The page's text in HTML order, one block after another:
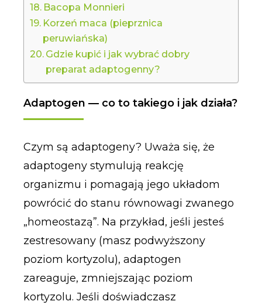
Bacopa Monnieri
Korzeń maca (pieprznica
peruwiańska)
Gdzie kupić i jak wybrać dobry
preparat adaptogenny?
Adaptogen — co to takiego i jak działa?
Czym są adaptogeny? Uważa się, że
adaptogeny stymulują reakcję
organizmu i pomagają jego układom
powrócić do stanu równowagi zwanego
„homeostazą”. Na przykład, jeśli jesteś
zestresowany (masz podwyższony
poziom kortyzolu), adaptogen
zareaguje, zmniejszając poziom
kortyzolu. Jeśli doświadczasz